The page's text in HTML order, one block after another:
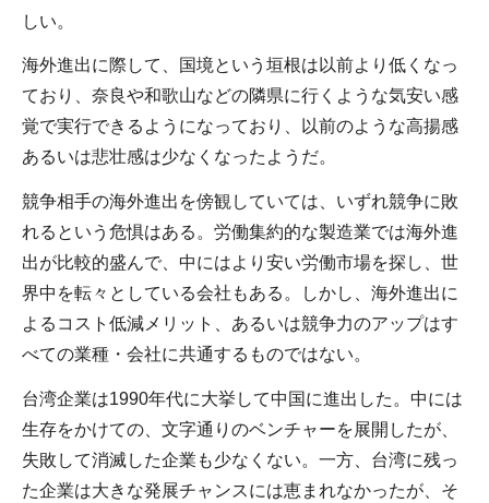
しい。
海外進出に際して、国境という垣根は以前より低くなっ
ており、奈良や和歌山などの隣県に行くような気安い感
覚で実行できるようになっており、以前のような高揚感
あるいは悲壮感は少なくなったようだ。
競争相手の海外進出を傍観していては、いずれ競争に敗
れるという危惧はある。労働集約的な製造業では海外進
出が比較的盛んで、中にはより安い労働市場を探し、世
界中を転々としている会社もある。しかし、海外進出に
よるコスト低減メリット、あるいは競争力のアップはす
べての業種・会社に共通するものではない。
台湾企業は1990年代に大挙して中国に進出した。中には
生存をかけての、文字通りのベンチャーを展開したが、
失敗して消滅した企業も少なくない。一方、台湾に残っ
た企業は大きな発展チャンスには恵まれなかったが、そ